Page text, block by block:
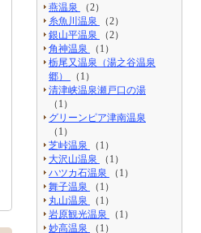
燕温泉
（2）
糸魚川温泉
（2）
銀山平温泉
（2）
角神温泉
（1）
栃尾又温泉（湯之谷温泉
郷）
（1）
清津峡温泉瀬戸口の湯
（1）
グリーンピア津南温泉
（1）
芝峠温泉
（1）
大沢山温泉
（1）
ハツカ石温泉
（1）
舞子温泉
（1）
丸山温泉
（1）
岩原観光温泉
（1）
妙高温泉
（1）